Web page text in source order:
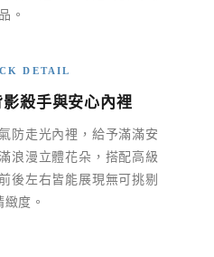
品。
DETAIL
殺手與安心內裡
防走光內裡，給予滿滿安
浪漫立體花朵，搭配高級
後左右皆能展現無可挑剔
緻度。